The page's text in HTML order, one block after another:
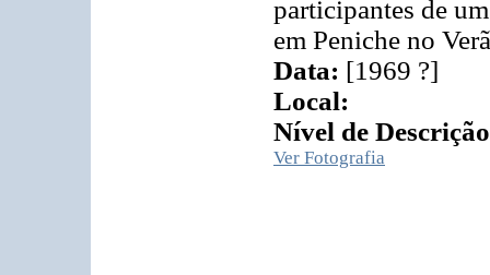
participantes de
em Peniche no
Data: [1969 ?]
Local:
Nível de
Ver Fotografia